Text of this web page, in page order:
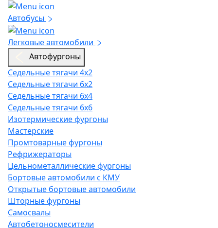
Автобусы
Легковые автомобили
Автофургоны
Седельные тягачи 4х2
Седельные тягачи 6х2
Седельные тягачи 6х4
Седельные тягачи 6х6
Изотермические фургоны
Мастерские
Промтоварные фургоны
Рефрижераторы
Цельнометаллические фургоны
Бортовые автомобили с КМУ
Открытые бортовые автомобили
Шторные фургоны
Самосвалы
Автобетоносмесители